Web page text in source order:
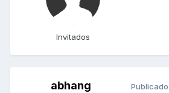
Invitados
abhang Publicado